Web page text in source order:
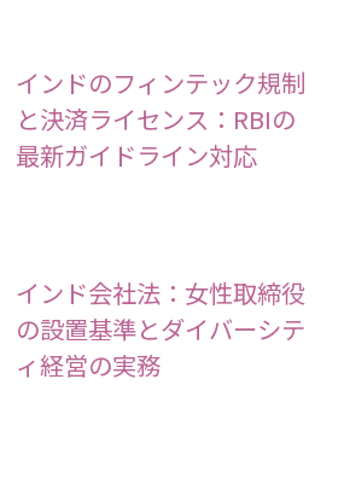
インドのフィンテック規制
と決済ライセンス：RBIの
最新ガイドライン対応
インド会社法：女性取締役
の設置基準とダイバーシテ
ィ経営の実務